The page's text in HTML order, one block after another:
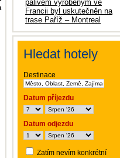
palivem vyrobeným ve
Francii byl uskutečněn na
trase Paříž – Montreal
Hledat hotely
Destinace
Datum příjezdu
Datum odjezdu
Zatím nevím konkrétní